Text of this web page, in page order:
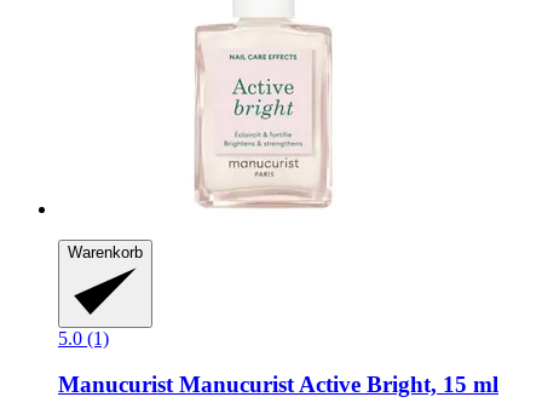
Warenkorb
5.0 (1)
ManucuristManucurist Active Bright, 15 ml